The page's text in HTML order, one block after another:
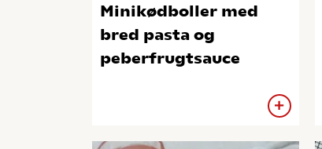
Minikødboller med
bred pasta og
peberfrugtsauce